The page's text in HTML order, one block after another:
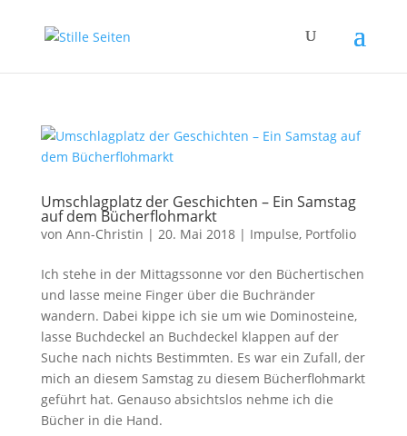
Umschlagplatz der Geschichten – Ein Samstag
auf dem Bücherflohmarkt
von Ann-Christin | 20. Mai 2018| Impulse, Portfolio
Ich stehe in der Mittagssonne vor den Büchertischen
und lasse meine Finger über die Buchränder
wandern. Dabei kippe ich sie um wie Dominosteine,
lasse Buchdeckel an Buchdeckel klappen auf der
Suche nach nichts Bestimmten. Es war ein Zufall, der
mich an diesem Samstag zu diesem Bücherflohmarkt
geführt hat. Genauso absichtslos nehme ich die
Bücher in die Hand.